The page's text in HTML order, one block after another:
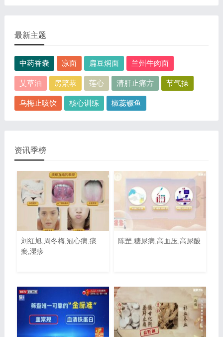
最新主题
中药香囊 凉面 扁豆焖面 兰州牛肉面
艾草油 房繁恭 莲心 清肝止痛方 节气操
乌梅止咳饮 核心训练 椒蕊鳜鱼
资讯季榜
刘红旭,周冬梅,冠心病,痰
瘀,湿疹
陈罡,糖尿病,高血压,高尿酸